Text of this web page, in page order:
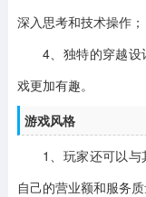
深入思考和技术操作；
4、独特的穿越
戏更加有趣。
游戏风格
1、玩家还可以
自己的营业额和服务质